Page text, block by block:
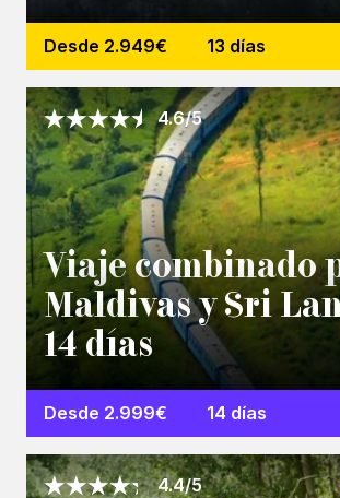
Desde 2.949€ 13 días
4.6/5
Viaje combinado
Maldivas y Sri
14 días
Desde 2.999€ 14 días
4.4/5